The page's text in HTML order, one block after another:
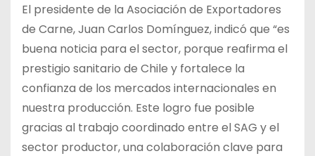
El presidente de la Asociación de Exportadores
de Carne, Juan Carlos Domínguez, indicó que “es
buena noticia para el sector, porque reafirma el
prestigio sanitario de Chile y fortalece la
confianza de los mercados internacionales en
nuestra producción. Este logro fue posible
gracias al trabajo coordinado entre el SAG y el
sector productor, una colaboración clave para